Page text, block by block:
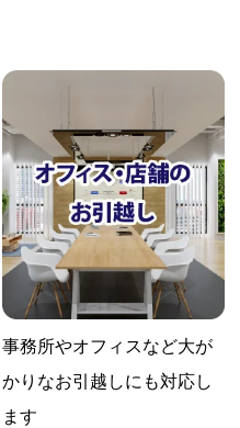
事務所やオフィスなど大が
かりなお引越しにも対応し
ます